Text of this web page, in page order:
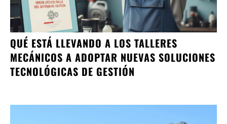
QUÉ ESTÁ LLEVANDO A LOS TALLERES
MECÁNICOS A ADOPTAR NUEVAS SOLUCIONES
TECNOLÓGICAS DE GESTIÓN